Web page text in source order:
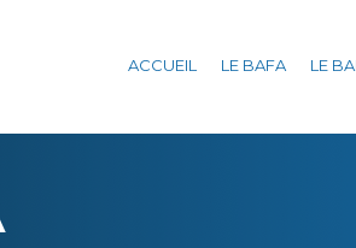
ACCUEIL LE BAFA LE